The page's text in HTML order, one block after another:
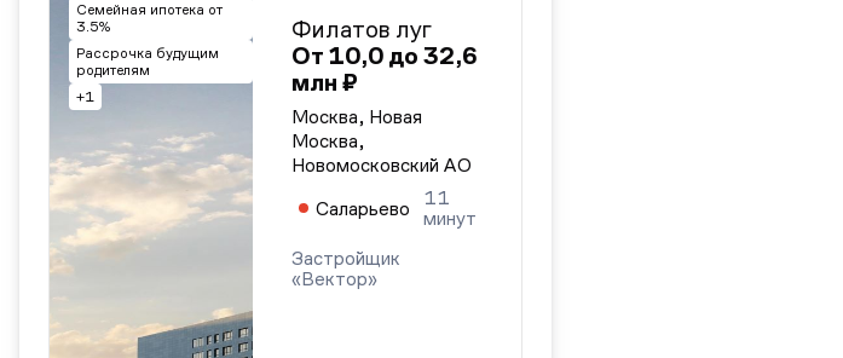
Семейная ипотека от
3.5%
Рассрочка будущим
родителям
+1
Филатов луг
От 10,0 до 32,6
млн ₽
Москва, Новая
Москва,
Новомосковский АО
Саларьево
11
минут
Застройщик
«Вектор»